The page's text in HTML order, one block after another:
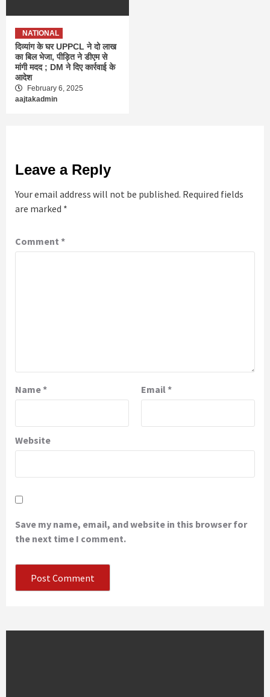
NATIONAL
दिव्यांग के घर UPPCL ने दो लाख
का बिल भेजा, पीड़ित ने डीएम से
मांगी मदद ; DM ने दिए कार्रवाई के
आदेश
February 6, 2025
aajtakadmin
Leave a Reply
Your email address will not be published. Required fields
are marked *
Comment *
Name* Email*
Website
Save my name, email, and website in this browser for
the next time I comment.